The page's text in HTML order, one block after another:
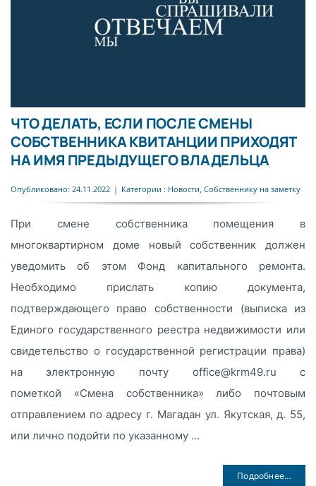
ЧТО ДЕЛАТЬ, ЕСЛИ ПОСЛЕ СМЕНЫ
СОБСТВЕННИКА КВИТАНЦИИ ПРИХОДЯТ
НА ИМЯ ПРЕДЫДУЩЕГО ВЛАДЕЛЬЦА
Опубликовано: 24.11.2022 | Категории : Новости, Собственнику на заметку
При смене собственника помещения в
многоквартирном доме новый собственник должен
уведомить об этом Фонд капитального ремонта.
Необходимо прислать копию документа,
подтверждающего право собственности (выписка из
Единого государственного реестра недвижимости или
свидетельство о государственной регистрации права)
на электронную почту office@krm49.ru с
пометкой «Смена собственника» либо почтовым
отправлением по адресу г. Магадан ул. Якутская, д. 55,
или лично подойти по указанному ...
Подробнее…